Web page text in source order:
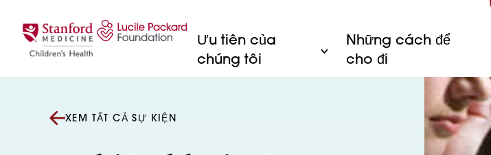
Ưu tiên của
chúng tôi
Những cách để
cho đi
XEM TẤT CẢ SỰ KIỆN